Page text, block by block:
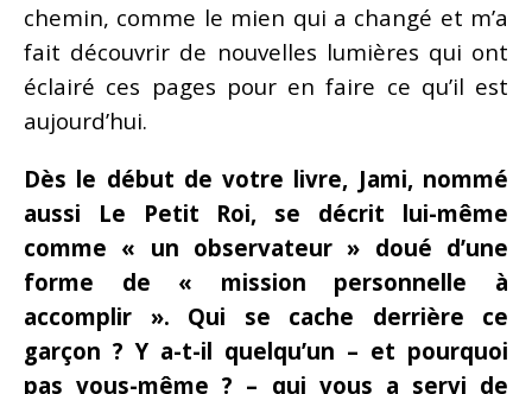
chemin, comme le mien qui a changé et m’a
fait découvrir de nouvelles lumières qui ont
éclairé ces pages pour en faire ce qu’il est
aujourd’hui.
Dès le début de votre livre, Jami, nommé
aussi Le Petit Roi, se décrit lui-même
comme « un observateur » doué d’une
forme de « mission personnelle à
accomplir ». Qui se cache derrière ce
garçon ? Y a-t-il quelqu’un – et pourquoi
pas vous-même ? – qui vous a servi de